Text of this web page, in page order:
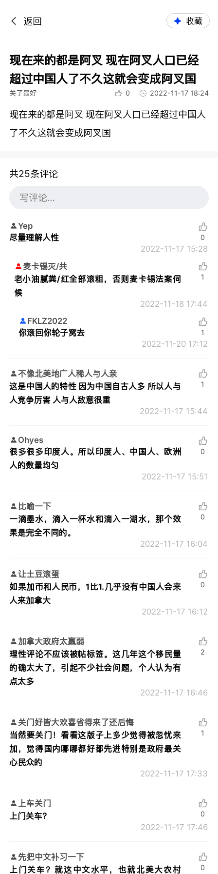
返回 收藏
现在来的都是阿叉 现在阿叉人口已经
超过中国人了不久这就会变成阿叉国
关了最好 0 2022-11-17 18:24
现在来的都是阿叉 现在阿叉人口已经超过中国人
了不久这就会变成阿叉国
共25条评论
Yep
尽量理解人性
2022-11-17 15:28
0
麦卡锡灭/共
老小油腻粪/红全部滚粗，否则麦卡锡法案伺
候
2022-11-18 17:44
1
FKLZ2022
你滚回你轮子窝去
2022-11-20 17:12
1
不像北美地广人稀人与人亲
这是中国人的特性 因为中国自古人多 所以人与
人竞争厉害 人与人敌意很重
2022-11-17 15:44
1
Ohyes
很多很多印度人。所以印度人、中国人、欧洲
人的数量均匀
2022-11-17 15:51
0
比喻一下
一滴墨水，滴入一杯水和滴入一湖水，那个效
果是完全不同的。
2022-11-17 16:04
0
让土豆滚蛋
如果加币和人民币，1比1.几乎没有中国人会来
人来加拿大
2022-11-17 16:12
0
加拿大政府太羸弱
理性评论不应该被帖标签。这几年这个移民量
的确太大了，引起不少社会问题，个人认为有
点太多
2022-11-17 16:46
2
关门好皆大欢喜省得来了还后悔
当然要关门！看看这版子上多少觉得被忽忧来
加，觉得国内哪哪都好都先进特别是政府最关
心民众的
2022-11-17 17:33
1
上车关门
上门关车？
2022-11-17 17:46
0
先把中文补习一下
上门关车？就这中文水平，也就北美大农村
0